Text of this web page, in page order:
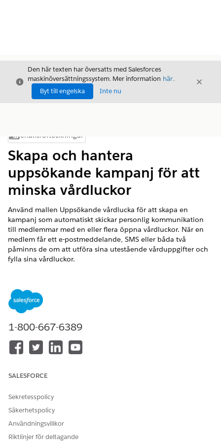
Stäng
Den här texten har översatts med Salesforces
maskinöversättningssystem. Mer information här.
Byt till engelska
Inte nu
Stäng
Visa innehållsförteckning
Innehållsförteckningar
Skapa och hantera
uppsökande kampanj för att
minska vårdluckor
Använd mallen Uppsökande vårdlucka för att skapa en
kampanj som automatiskt skickar personlig kommunikation
till medlemmar med en eller flera öppna vårdluckor. När en
medlem får ett e-postmeddelande, SMS eller båda två
påminns de om att utföra sina utestående vårduppgifter och
fylla sina vårdluckor.
Tillgängliga i: Lightning Experience
Tillgängliga i: Tilläggslicenserna
Editions med Health Cloud, Agentforce för Health Cloud
och Data Cloud
Från startsidan för appen Hälsoengagemang, gå till
klicka på
Välj Mall för uppsökande vårdgap som engagemangsmall
Klicka påNästa
Ange detaljerna för kampanjen, till exempel
kampanjnamn, typ, startdatum och slutdatum.
1-800-667-6389
SALESFORCE
Sekretesspolicy
Säkerhetspolicy
Användningsvillkor
Riktlinjer för deltagande